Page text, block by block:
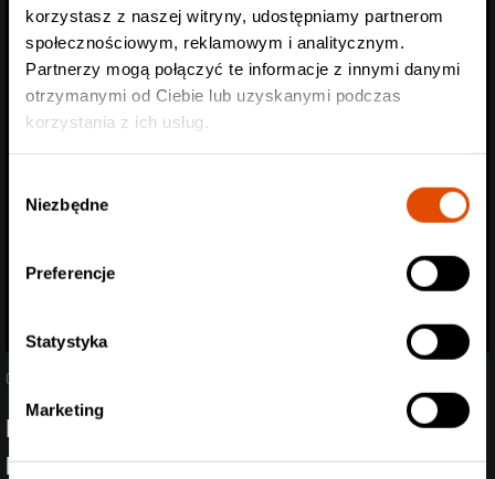
korzystasz z naszej witryny, udostępniamy partnerom
społecznościowym, reklamowym i analitycznym.
Partnerzy mogą połączyć te informacje z innymi danymi
otrzymanymi od Ciebie lub uzyskanymi podczas
korzystania z ich usług.
zgody
Niezbędne
Preferencje
Statystyka
Marketing
05.08.2026
Poznaliśmy support Spineshank i Hed PE! Przed
headlinerami wystąpią Mü